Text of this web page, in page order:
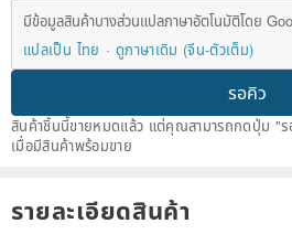
มีข้อมูลสินค้าบางส่วนแปลภาษาอัตโนมัติโดย
แปลเป็น ไทย
ดูภาษาเดิม (จีน-ตัวเต็ม)
รอคิว
สินค้าชิ้นนี้ขายหมดแล้ว แต่คุณสามารถกดปุ่ม "ร
เมื่อมีสินค้าพร้อมขาย
รายละเอียดสินค้า